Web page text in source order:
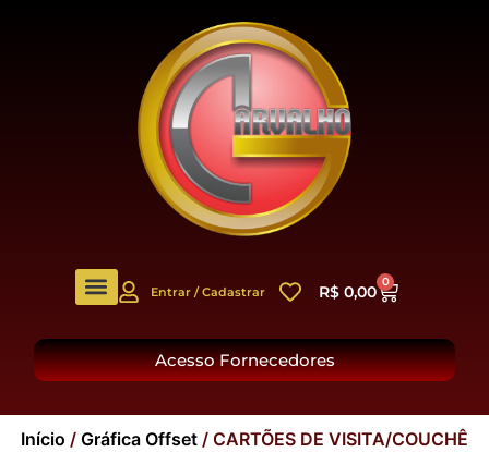
Entrar / Cadastrar R$ 0,00
0
Acesso Fornecedores
Início / Gráfica Offset / CARTÕES DE VISITA/COUCHÊ